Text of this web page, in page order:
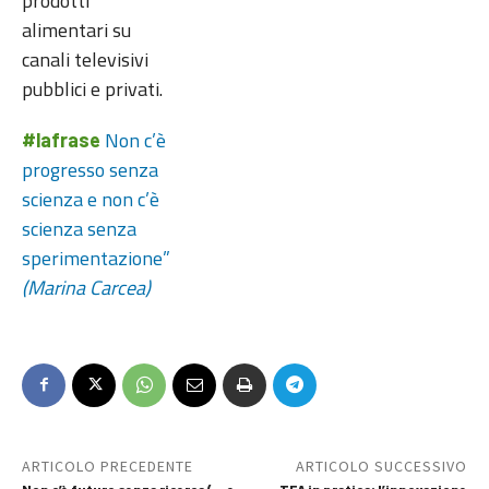
alimentari su
canali televisivi
pubblici e privati.
#lafrase Non c’è
progresso senza
scienza e non c’è
scienza senza
sperimentazione”
(Marina Carcea)
ARTICOLO PRECEDENTE ARTICOLO SUCCESSIVO